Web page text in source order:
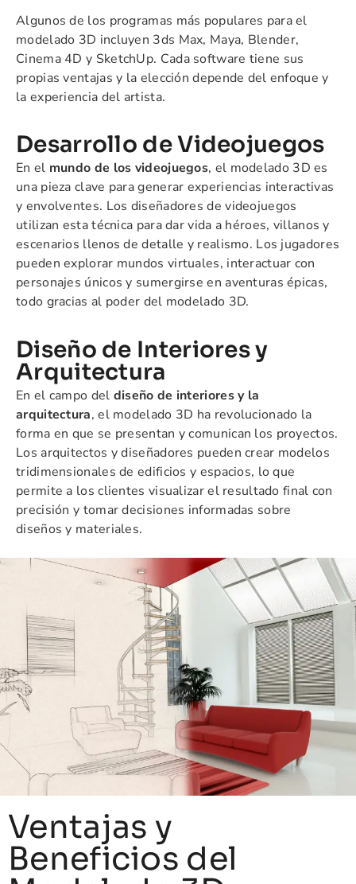
Algunos de los programas más populares para el
modelado 3D incluyen 3ds Max, Maya, Blender,
Cinema 4D y SketchUp. Cada software tiene sus
propias ventajas y la elección depende del enfoque y
la experiencia del artista.
Desarrollo de Videojuegos
En el mundo de los videojuegos, el modelado 3D es
una pieza clave para generar experiencias interactivas
y envolventes. Los diseñadores de videojuegos
utilizan esta técnica para dar vida a héroes, villanos y
escenarios llenos de detalle y realismo. Los jugadores
pueden explorar mundos virtuales, interactuar con
personajes únicos y sumergirse en aventuras épicas,
todo gracias al poder del modelado 3D.
Diseño de Interiores y
Arquitectura
En el campo del diseño de interiores y la
arquitectura, el modelado 3D ha revolucionado la
forma en que se presentan y comunican los proyectos.
Los arquitectos y diseñadores pueden crear modelos
tridimensionales de edificios y espacios, lo que
permite a los clientes visualizar el resultado final con
precisión y tomar decisiones informadas sobre
diseños y materiales.
Ventajas y
Beneficios del